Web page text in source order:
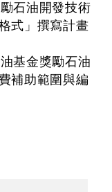
石油開發技術
式」撰寫計畫
基金獎勵石油
補助範圍與編